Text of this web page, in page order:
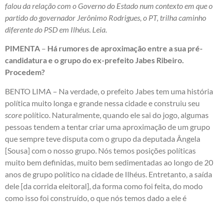
falou da relação com o Governo do Estado num contexto em que o
partido do governador Jerônimo Rodrigues, o PT, trilha caminho
diferente do PSD em Ilhéus. Leia.
PIMENTA – Há rumores de aproximação entre a sua pré-
candidatura e o grupo do ex-prefeito Jabes Ribeiro.
Procedem?
BENTO LIMA – Na verdade, o prefeito Jabes tem uma história
política muito longa e grande nessa cidade e construiu seu
score político. Naturalmente, quando ele sai do jogo, algumas
pessoas tendem a tentar criar uma aproximação de um grupo
que sempre teve disputa com o grupo da deputada Ângela
[Sousa] com o nosso grupo. Nós temos posições políticas
muito bem definidas, muito bem sedimentadas ao longo de 20
anos de grupo político na cidade de Ilhéus. Entretanto, a saída
dele [da corrida eleitoral], da forma como foi feita, do modo
como isso foi construído, o que nós temos dado a ele é